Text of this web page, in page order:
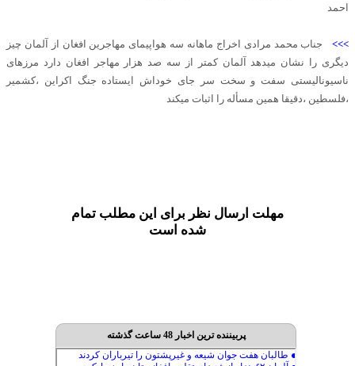
احمد
>>> جناب محمد مرادی اخراج ماهانه سه هواپیمای مهاجرین افغان از آلمان چیز
دیگری را نشان میدهد آلمان کمتر از سه صد هزار مهاجر افغان دارد مرزهای
ناسیونالیستی سفت و سخت سر جای خوداش ایستاده جنگ اکراین ،کشمیر
،فلسطین ،دقیقا همین مسأله را اثبات میکند
مهلت ارسال نظر برای این مطلب تمام
شده است
پربیننده ترین اخبار 48 ساعت گذشته